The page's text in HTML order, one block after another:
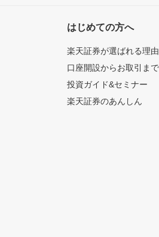
はじめての方へ
楽天証券が選ばれる理由
口座開設からお取引ま
投資ガイド&セミナー
楽天証券のあんしん